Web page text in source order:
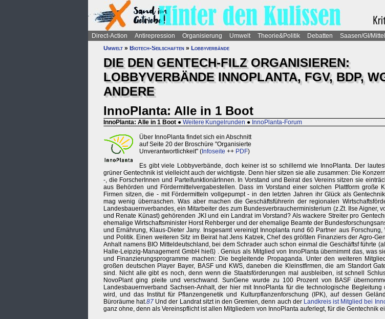
Direct-Action Antirepression Organisierung Umwelt Theorie&Politik Debatten Saasen/GI/
Umwelt » Biotech-Seilschaften » Lobbyverbände
DIE DEN GENTECH-FILZ ORGANISIEREN:
LOBBYVERBÄNDE INNOPLANTA, FGV, BDP,
ANDERE
InnoPlanta: Alle in 1 Boot
InnoPlanta: Alle in 1 Boot ● Weitere Kungelrunden ● InnoPlanta-Forum
Über InnoPlanta findet sich ein Abschnitt
auf Seite 20 der Broschüre "Organisierte
Unverantwortlichkeit" ( Infoseite ++ PDF)
Es gibt viele Lobbyverbände, doch keiner ist so schillernd wie InnoPlanta. Der
grüner Gentechnik ist vielleicht auch der wichtigste. Denn hier sitzen sie alle zusammen: Die
-, die ForscherInnen und ParteifunktionärInnen. In Vorstand und Beirat des Vereins sitzen sie
aus Behörden und Fördermittelvergabestellen. Dass im Vorstand einer solchen Plattform große
Firmen sitzen, die - mit Fördermitteln vollgepumpt - in den letzten Jahren ihr Glück als
mag wenig überraschen. Was aber machen die Geschäftsführerin der regionalen
Landesbauernverbandes, ein Mitarbeiter des zum Bundesverbraucherministerium (z.Zt. Ilse Aigner,
und Renate Künast) gehörenden JKI und ein Landrat im Vorstand? Als wackere Streiter pro
ehemalige Wirtschaftsminister Horst Rehberger und der ehemalige Beamte der
und Ernährung, Klaus-Dieter Jany. Insgesamt vereinigt Innoplanta rund 60 Partner aus Forschung,
und Politik. Einen weiteren Sitz im Beirat hat Jens Katzek, Chef des größten Finanziers der Agro-
Anhalt namens BIO Mitteldeutschland, bei dem Schrader auch schon einmal die Geschäftsf führte
Halle-Leipzig-Management GmbH hieß) . Genius als Mitglied von InnoPlanta übernimmt das, was
und Finanzierungsprogramme machen: Die begleitende Propaganda. Unter den weiteren
großen deutschen Player Bayer, BASF und KWS, daneben die Kleinstfirmen, die am Standort
sind. Nicht alle gibt es noch, denn wenn die Staatsförderungen mal ausbleiben, ist schnell
NovoPlant ging pleite und verschwand. SunGene wurde zu 100 Prozent von BASF
Landesbauernverband Sachsen-Anhalt, der hier mit InnoPlanta für die technologische Begleitung
wird, und das Institut für Pflanzengenetik und Kulturpflanzenforschung (IPK), auf dessen
Büroräume hat.87 Und der Landrat sitzt in den Gremien, denn auch der Landkreis ist Mitglied bei
ganz ohne, denn als Vereinspflicht ist allen Mitgliedern von InnoPlanta auferlegt, für die Gentechnik